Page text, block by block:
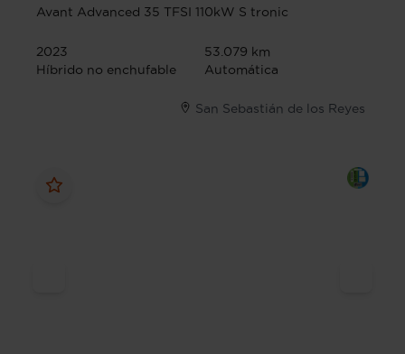
Avant Advanced 35 TFSI 110kW S tronic
2023
53.079 km
Híbrido no enchufable
Automática
San Sebastián de los Reyes